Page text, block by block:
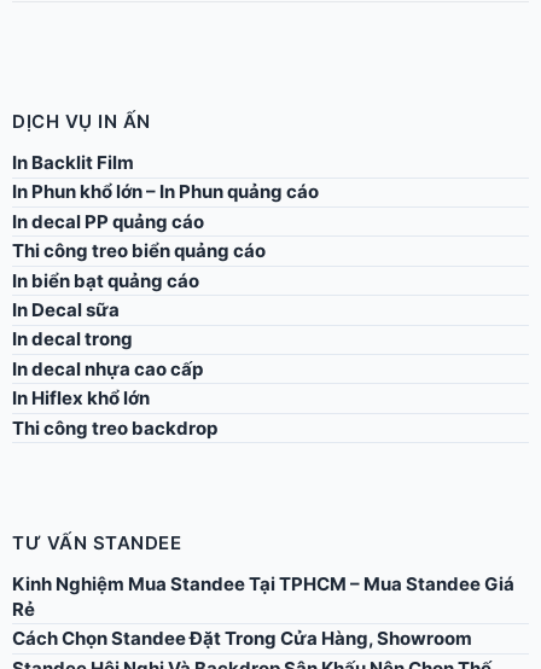
DỊCH VỤ IN ẤN
In Backlit Film
In Phun khổ lớn – In Phun quảng cáo
In decal PP quảng cáo
Thi công treo biển quảng cáo
In biển bạt quảng cáo
In Decal sữa
In decal trong
In decal nhựa cao cấp
In Hiflex khổ lớn
Thi công treo backdrop
TƯ VẤN STANDEE
Kinh Nghiệm Mua Standee Tại TPHCM – Mua Standee Giá
Rẻ
Cách Chọn Standee Đặt Trong Cửa Hàng, Showroom